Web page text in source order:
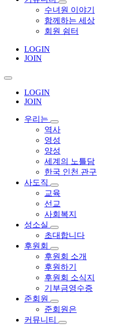
수녀원 이야기
함께하는 세상
회원 쉼터
LOGIN
JOIN
LOGIN
JOIN
우리는
역사
영성
양성
세계의 노틀담
한국 인천 관구
사도직
교육
선교
사회복지
성소실
초대합니다
후원회
후원회 소개
후원하기
후원회 소식지
기부금영수증
준회원
준회원은
커뮤니티